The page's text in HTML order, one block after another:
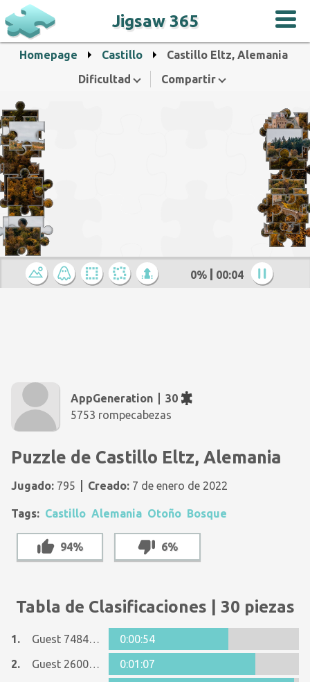
Jigsaw 365
Homepage Castillo
Castillo Eltz, Alemania
Dificultad
Compartir
0% 00:04
AppGeneration
30
5753 rompecabezas
Puzzle de Castillo Eltz, Alemania
Jugado: 795 Creado: 7 de enero de 2022
Tags: Castillo Alemania Otoño Bosque
94% 6%
Tabla de Clasificaciones | 30 piezas
1. Guest 7484195
0:00:54
2.
Guest 26005481
0:01:07